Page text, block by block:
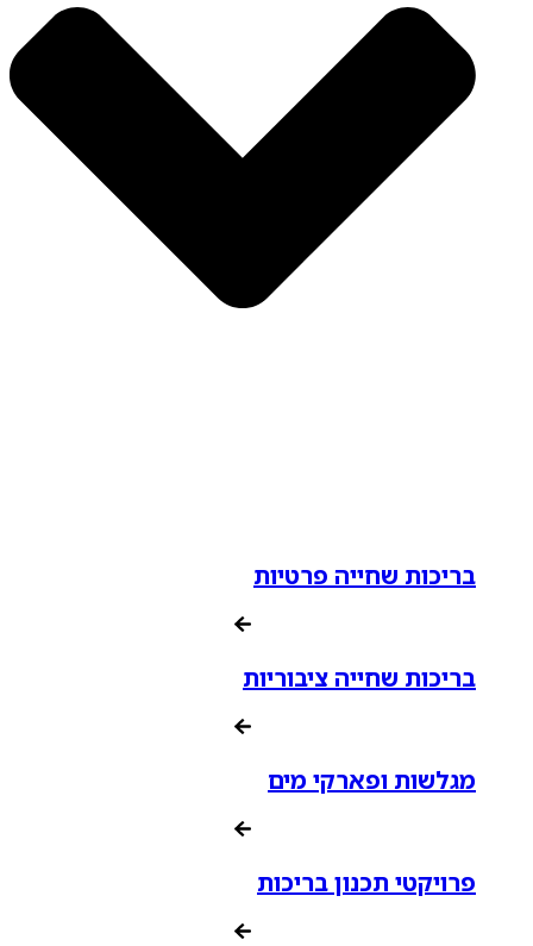
בריכות שחייה פרטיות
בריכות שחייה ציבוריות
מגלשות ופארקי מים
פרויקטי תכנון בריכות